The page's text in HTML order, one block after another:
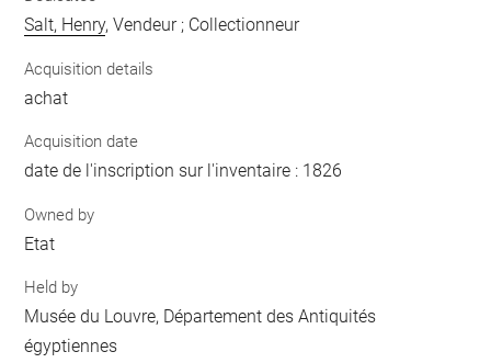
Salt, Henry, Vendeur ; Collectionneur
Acquisition details
achat
Acquisition date
date de l'inscription sur l'inventaire : 1826
Owned by
Etat
Held by
Musée du Louvre, Département des Antiquités
égyptiennes